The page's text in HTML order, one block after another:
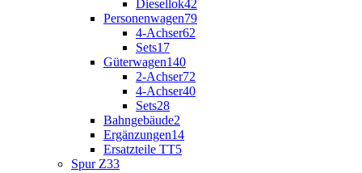
Diesellok42
Personenwagen79
4-Achser62
Sets17
Güterwagen140
2-Achser72
4-Achser40
Sets28
Bahngebäude2
Ergänzungen14
Ersatzteile TT5
Spur Z33